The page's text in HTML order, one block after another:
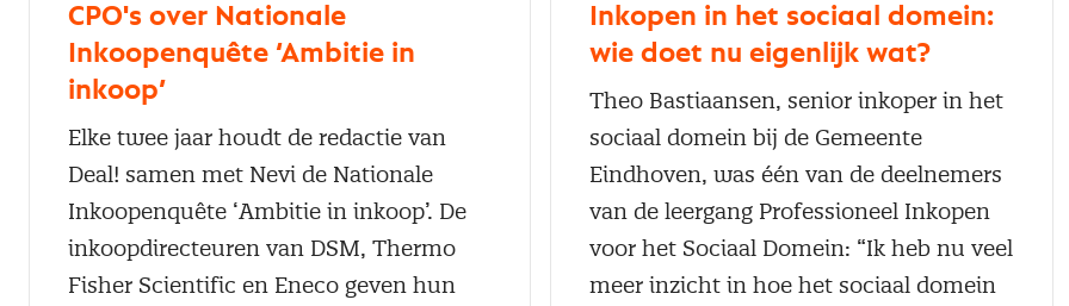
CPO's over Nationale
Inkoopenquête ‘Ambitie in
inkoop’
Elke twee jaar houdt de redactie van
Deal! samen met Nevi de Nationale
Inkoopenquête ‘Ambitie in inkoop’. De
inkoopdirecteuren van DSM, Thermo
Fisher Scientific en Eneco geven hun
Inkopen in het sociaal domein:
wie doet nu eigenlijk wat?
Theo Bastiaansen, senior inkoper in het
sociaal domein bij de Gemeente
Eindhoven, was één van de deelnemers
van de leergang Professioneel Inkopen
voor het Sociaal Domein: “Ik heb nu veel
meer inzicht in hoe het sociaal domein